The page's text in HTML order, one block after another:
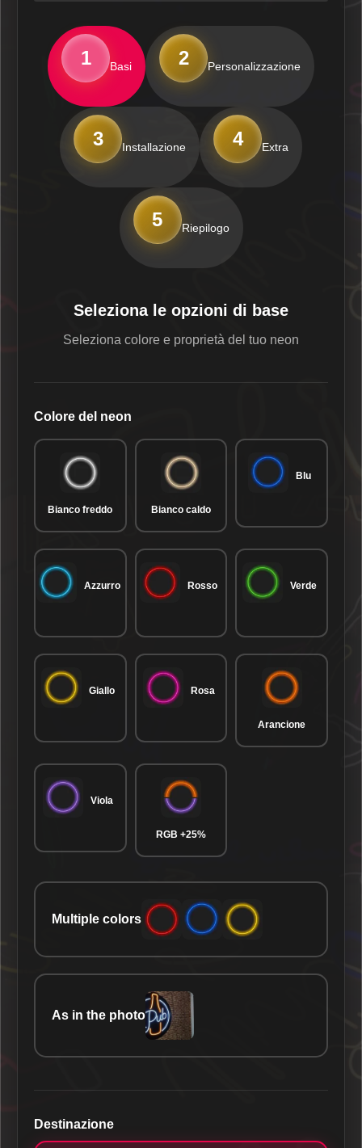
1 Basi 2 Personalizzazione
3 Installazione 4 Extra
5 Riepilogo
Seleziona le opzioni di base
Seleziona colore e proprietà del tuo neon
Colore del neon
Bianco freddo Bianco caldo
Blu
Azzurro Rosso Verde
Giallo Rosa
Arancione
Viola
RGB +25%
Multiple colors
As in the photo
Destinazione